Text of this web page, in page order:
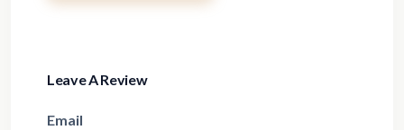
Leave A Review
Email